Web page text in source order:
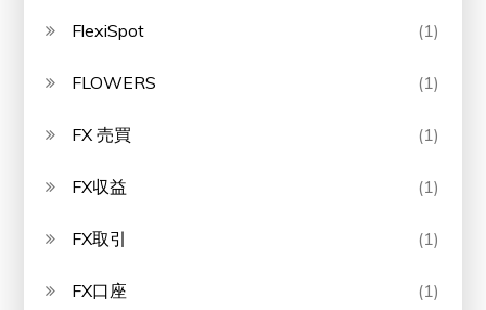
FlexiSpot (1)
FLOWERS (1)
FX 売買 (1)
FX収益 (1)
FX取引 (1)
FX口座 (1)